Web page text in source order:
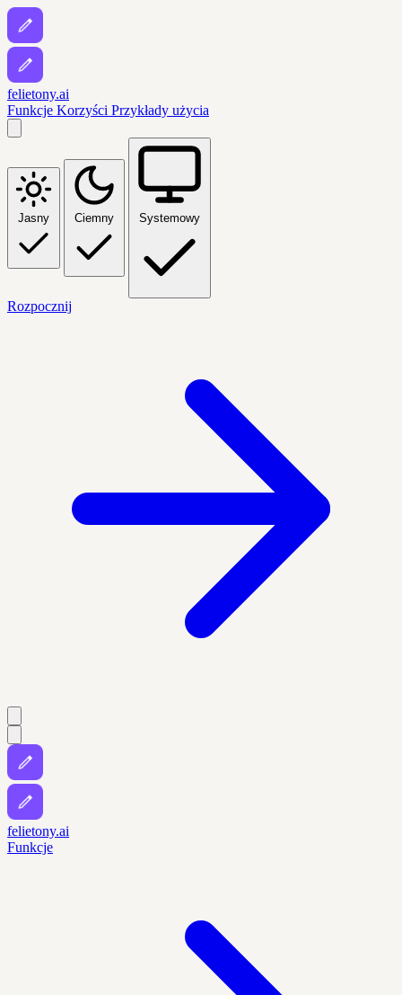
felietony.ai
Funkcje Korzyści Przykłady użycia
Jasny Ciemny Systemowy
Rozpocznij
felietony.ai
Funkcje